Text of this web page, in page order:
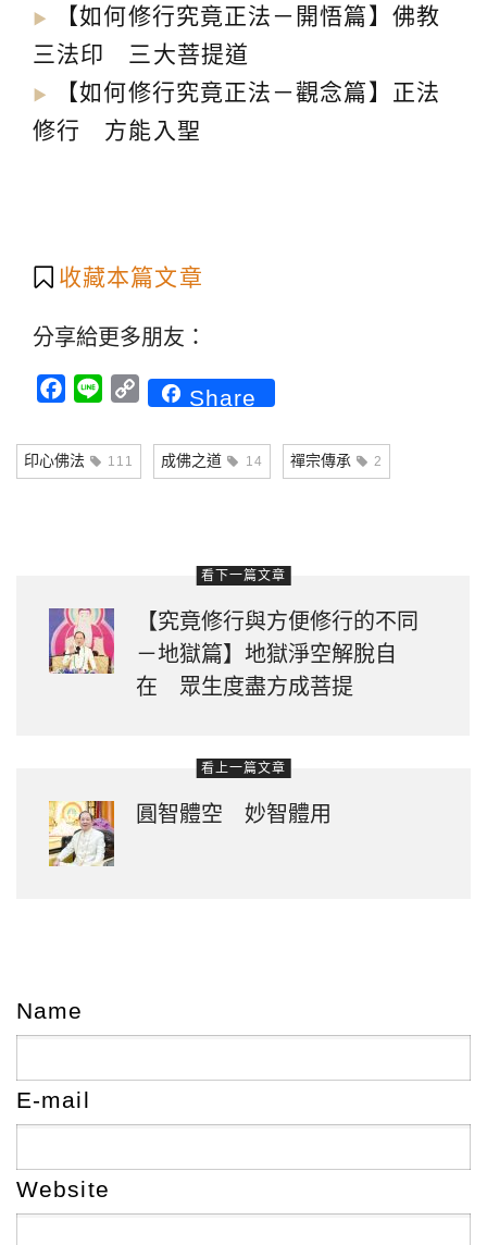
▶︎
【如何修行究竟正法－開悟篇】佛教
三法印 三大菩提道
▶︎
【如何修行究竟正法－觀念篇】正法
修行 方能入聖
收藏本篇文章
分享給更多朋友：
Facebook
Line CopyShare
印心佛法 111 成佛之道 14 禪宗傳承 2
看下一篇文章
【究竟修行與方便修行的不同
－地獄篇】地獄淨空解脫自
在 眾生度盡方成菩提
看上一篇文章
圓智體空 妙智體用
Name
E-mail
Website